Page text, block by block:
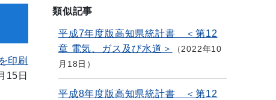
印刷
15日
類似記事
平成7年度版高知県統計書 ＜第12
章 電気、ガス及び水道＞
2022年10
月18日
平成8年度版高知県統計書 ＜第12